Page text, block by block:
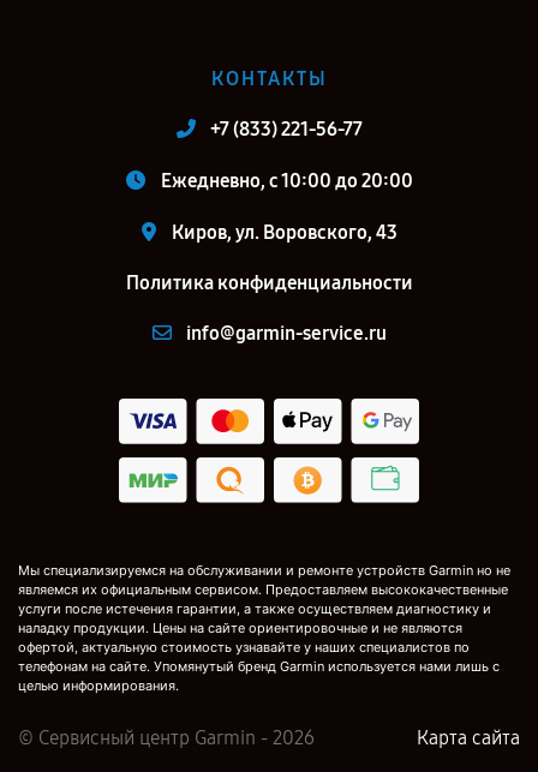
КОНТАКТЫ
+7 (833) 221-56-77
Ежедневно, с 10:00 до 20:00
Киров, ул. Воровского, 43
Политика конфиденциальности
info@garmin-service.ru
Мы специализируемся на обслуживании и ремонте устройств Garmin но не
являемся их официальным сервисом. Предоставляем высококачественные
услуги после истечения гарантии, а также осуществляем диагностику и
наладку продукции. Цены на сайте ориентировочные и не являются
офертой, актуальную стоимость узнавайте у наших специалистов по
телефонам на сайте. Упомянутый бренд Garmin используется нами лишь с
целью информирования.
© Сервисный центр Garmin - 2026 Карта сайта